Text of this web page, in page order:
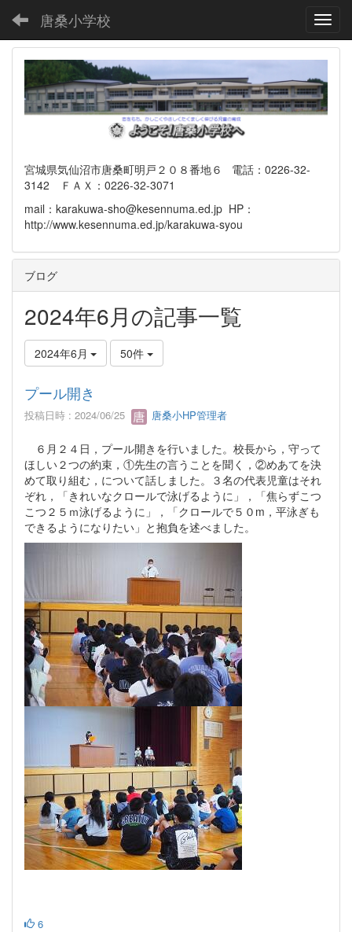
唐桑小学校
宮城県気仙沼市唐桑町明戸２０８番地６ 電話：0226-32-
3142 ＦＡＸ：0226-32-3071
mail：karakuwa-sho@kesennuma.ed.jp HP：
http://www.kesennuma.ed.jp/karakuwa-syou
ブログ
2024年6月の記事一覧
2024年6月 50件
プール開き
投稿日時 : 2024/06/25 唐桑小HP管理者
６月２４日，プール開きを行いました。校長から，守って
ほしい２つの約束，①先生の言うことを聞く，②めあてを決
めて取り組む，について話しました。３名の代表児童はそれ
ぞれ，「きれいなクロールで泳げるように」，「焦らずこつ
こつ２５ｍ泳げるように」，「クロールで５０m，平泳ぎも
できるようになりたい」と抱負を述べました。
6